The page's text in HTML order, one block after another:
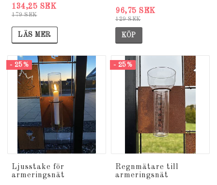
179 SEK
134,25 SEK
LÄS MER
129 SEK
96,75 SEK
KÖP
- 25%
Ljusstake för
armeringsnät
- 25%
Regnmätare till
armeringsnät